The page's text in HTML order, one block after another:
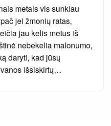
metais vis sunkiau
jei žmonių ratas,
jau kelis metus iš
nebekelia malonumo,
daryti, kad jūsų
išsiskirtų…